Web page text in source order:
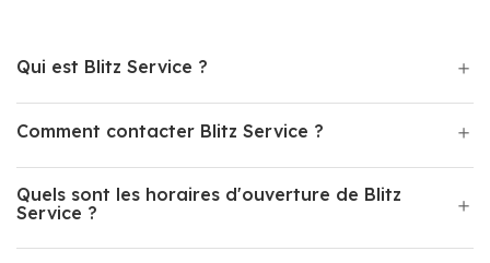
Qui est Blitz Service ?
Comment contacter Blitz Service ?
Quels sont les horaires d'ouverture de Blitz
Service ?